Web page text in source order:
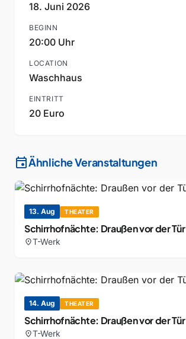
18. Juni 2026
BEGINN
20:00 Uhr
LOCATION
Waschhaus
EINTRITT
20 Euro
eventÄhnliche Veranstaltungen
13. Aug THEATER
Schirrhofnächte: Draußen vor der Tür
location_onT-Werk
14. Aug THEATER
Schirrhofnächte: Draußen vor der Tür
location_onT-Werk